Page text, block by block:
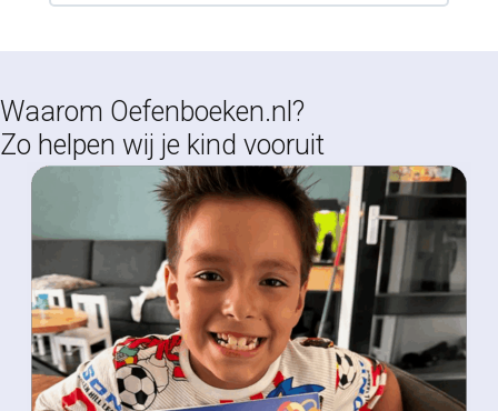
Waarom Oefenboeken.nl?
Zo helpen wij je kind vooruit